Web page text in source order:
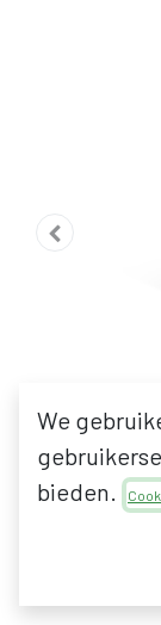
JIS
We
bieden.